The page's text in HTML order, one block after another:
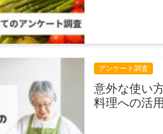
意外な使い
料理への活
アンケート調査